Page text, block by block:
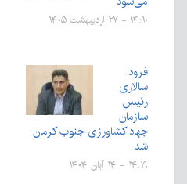
۱۴:۱۰ - ۲۷ اردیبهشت ۱۴۰۵
فرود
سالاری
رئیس
سازمان
جهاد کشاورزی جنوب کرمان
شد
۱۴:۱۹ - ۱۴ آبان ۱۴۰۴